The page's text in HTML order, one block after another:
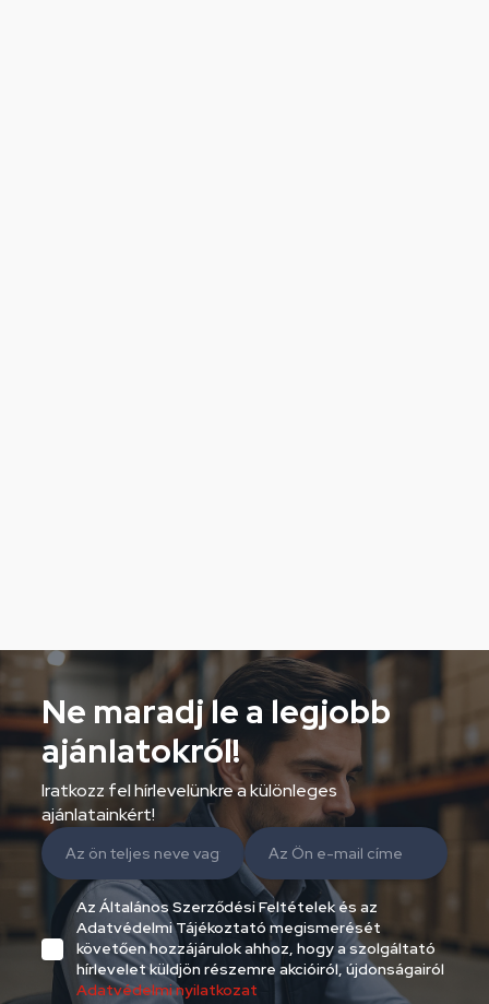
Ne maradj le a legjobb
ajánlatokról!
Iratkozz fel hírlevelünkre a különleges
ajánlatainkért!
Az Általános Szerződési Feltételek és az
Adatvédelmi Tájékoztató megismerését
követően hozzájárulok ahhoz, hogy a szolgáltató
hírlevelet küldjön részemre akcióiról, újdonságairól
Adatvédelmi nyilatkozat